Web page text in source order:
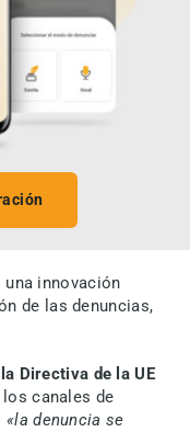
una innovación
de las denuncias,
Directiva de la UE
canales de
«la denuncia se